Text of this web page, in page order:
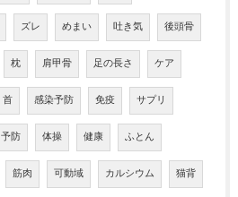
ズレ めまい 吐き気 後頭骨
枕 肩甲骨 足の長さ ケア
首 感染予防 免疫 サプリ
予防 体操 健康 ふとん
筋肉 可動域 カルシウム 猫背